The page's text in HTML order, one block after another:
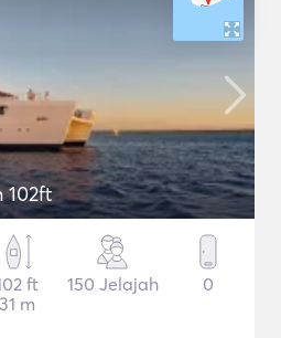
102ft
ft
31 m
150 Jelajah 0